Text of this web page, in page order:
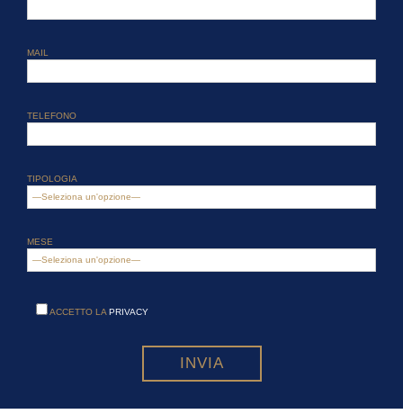
MAIL
TELEFONO
TIPOLOGIA
MESE
ACCETTO LAPRIVACY